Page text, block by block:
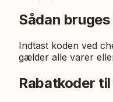
Sådan
Indtast koden ved
gælder alle varer
Rabatkoder